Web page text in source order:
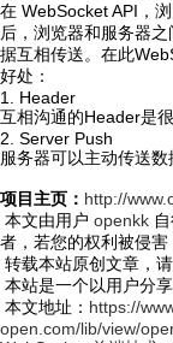
在 WebSocket API，
后，浏览器和服务器
据互相传送。在此
好处：
1. Header
互相沟通的Header是
2. Server Push
服务器可以主动传送
项目主页： http://
本文由用户 openkk
者，若您的权利被侵害
转载本站原创文章，
本站是一个以用户分
本文地址： https://
open.com/lib/view/